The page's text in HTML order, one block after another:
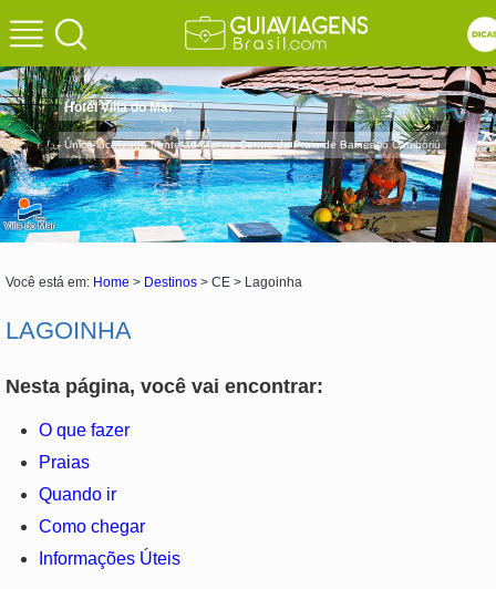
Hotel Villa do Mar
Único localizado frente ao Mar no Centro da Praia de Balneário Camboriú
Você está em: Home > Destinos > CE > Lagoinha
LAGOINHA
Nesta página, você vai encontrar:
O que fazer
Praias
Quando ir
Como chegar
Informações Úteis